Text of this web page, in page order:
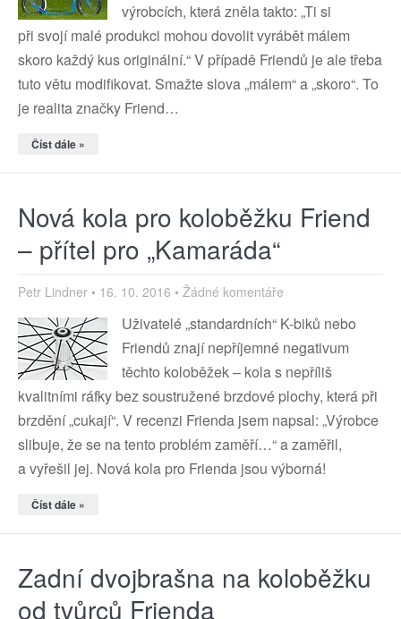
výrobcích, která zněla takto: „Ti si
při svojí malé produkci mohou dovolit vyrábět málem
skoro každý kus originální.“ V případě Friendů je ale třeba
tuto větu modifikovat. Smažte slova „málem“ a „skoro“. To
je realita značky Friend…
Číst dále »
Nová kola pro koloběžku Friend
– přítel pro „Kamaráda“
Petr Lindner 16. 10. 2016 Žádné komentáře
Uživatelé „standardních“ K-biků nebo
Friendů znají nepříjemné negativum
těchto koloběžek – kola s nepříliš
kvalitními ráfky bez soustružené brzdové plochy, která při
brzdění „cukají“. V recenzi Frienda jsem napsal: „Výrobce
slibuje, že se na tento problém zaměří…“ a zaměřil,
a vyřešil jej. Nová kola pro Frienda jsou výborná!
Číst dále »
Zadní dvojbrašna na koloběžku
od tvůrců Frienda